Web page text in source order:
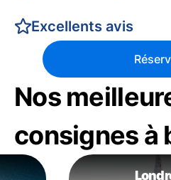
Excellents avis
Nos
consignes à